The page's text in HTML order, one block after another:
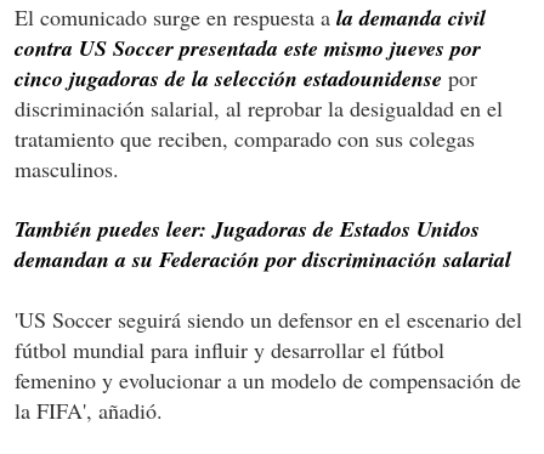
El comunicado surge en respuesta a la demanda civil
contra US Soccer presentada este mismo jueves por
cinco jugadoras de la selección estadounidense por
discriminación salarial, al reprobar la desigualdad en el
tratamiento que reciben, comparado con sus colegas
masculinos.
También puedes leer: Jugadoras de Estados Unidos
demandan a su Federación por discriminación salarial
'US Soccer seguirá siendo un defensor en el escenario del
fútbol mundial para influir y desarrollar el fútbol
femenino y evolucionar a un modelo de compensación de
la FIFA', añadió.